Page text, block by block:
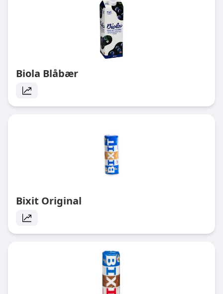
Biola Blåbær
Bixit Original